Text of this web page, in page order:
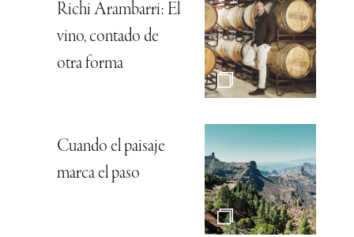
Richi Arambarri: El
vino, contado de
otra forma
Cuando el paisaje
marca el paso